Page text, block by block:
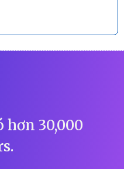
hơn 30,000